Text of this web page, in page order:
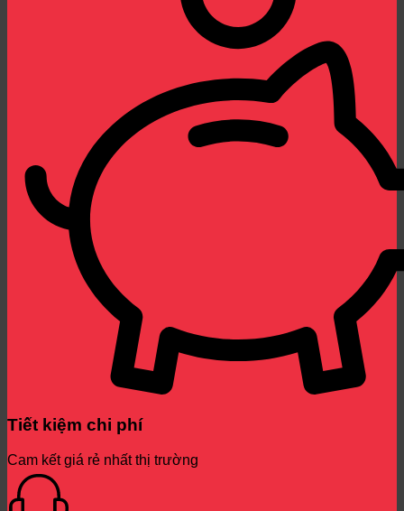
Tiết kiệm chi phí
Cam kết giá rẻ nhất thị trường